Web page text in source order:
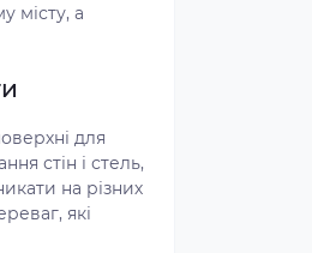
місту, а
для
стін і стель,
на різних
які